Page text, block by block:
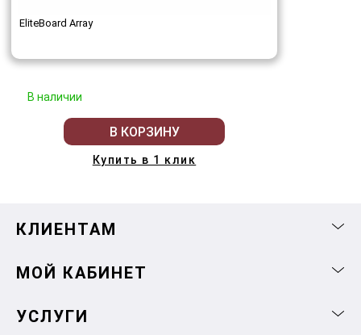
EliteBoard Array
В наличии
В КОРЗИНУ
Купить в 1 клик
КЛИЕНТАМ
МОЙ КАБИНЕТ
УСЛУГИ